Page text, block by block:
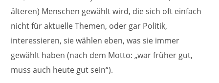
älteren) Menschen gewählt wird, die sich oft einfach
nicht für aktuelle Themen, oder gar Politik,
interessieren, sie wählen eben, was sie immer
gewählt haben (nach dem Motto: „war früher gut,
muss auch heute gut sein“).